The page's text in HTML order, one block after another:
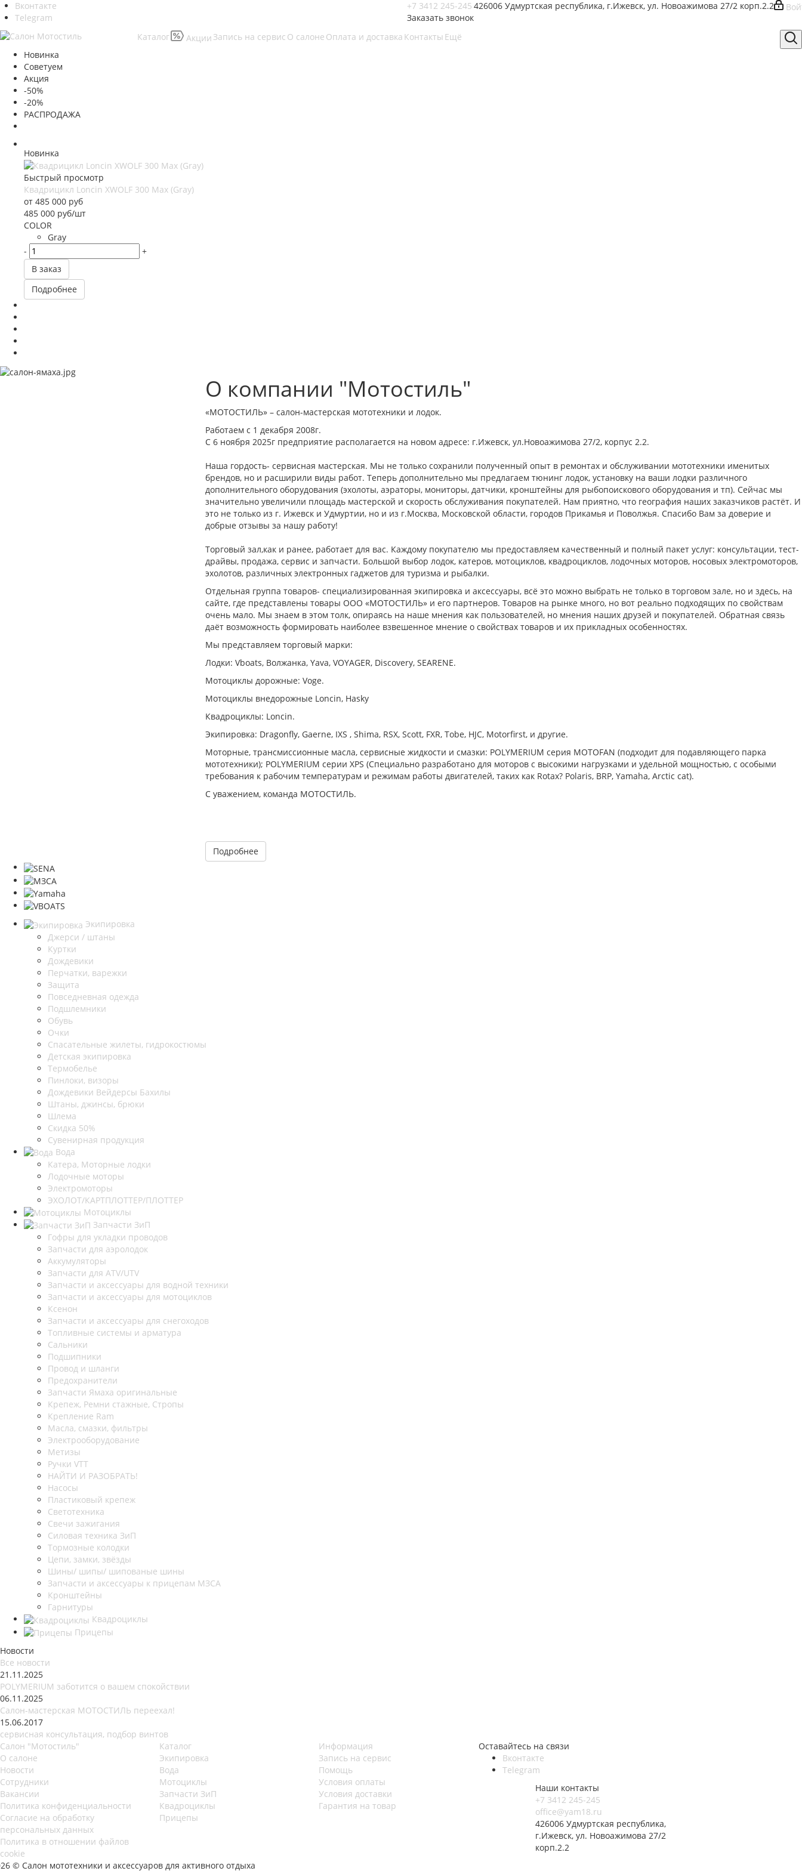
Вконтакте
Telegram
426006 Удмуртская республика, г.Ижевск, ул. Новоажимова 27/2 корп.2.2
+7 3412 245-245
Заказать звонок
Каталог
Акции Запись на сервис О салоне Оплата и доставка Контакты Ещё
Новинка
Советуем
Акция
-50%
-20%
РАСПРОДАЖА
Новинка
Быстрый просмотр
Квадрицикл Loncin XWOLF 300 Max (Gray)
от 485 000 руб
485 000 руб/шт
COLOR
Gray
-
+
В заказ
Подробнее
О компании "Мотостиль"
«МОТОСТИЛЬ» – салон-мастерская мототехники и лодок.
Работаем с 1 декабря 2008г.
С 6 ноября 2025г предприятие располагается на новом адресе: г.Ижевск, ул.Новоажимова 27/2, корпус 2.2.
Наша гордость- сервисная мастерская. Мы не только сохранили полученный опыт в ремонтах и обслуживании мототехники именитых
брендов, но и расширили виды работ. Теперь дополнительно мы предлагаем тюнинг лодок, установку на ваши лодки различного
дополнительного оборудования (эхолоты, аэраторы, мониторы, датчики, кронштейны для рыбопоискового оборудования и тп). Сейчас мы
значительно увеличили площадь мастерской и скорость обслуживания покупателей. Нам приятно, что география наших заказчиков растёт. И
это не только из г. Ижевск и Удмуртии, но и из г.Москва, Московской области, городов Прикамья и Поволжья. Спасибо Вам за доверие и
добрые отзывы за нашу работу!
Торговый зал,как и ранее, работает для вас. Каждому покупателю мы предоставляем качественный и полный пакет услуг: консультации, тест-
драйвы, продажа, сервис и запчасти. Большой выбор лодок, катеров, мотоциклов, квадроциклов, лодочных моторов, носовых электромоторов,
эхолотов, различных электронных гаджетов для туризма и рыбалки.
Отдельная группа товаров- специализированная экипировка и аксессуары, всё это можно выбрать не только в торговом зале, но и здесь, на
сайте, где представлены товары ООО «МОТОСТИЛЬ» и его партнеров. Товаров на рынке много, но вот реально подходящих по свойствам
очень мало. Мы знаем в этом толк, опираясь на наше мнения как пользователей, но мнения наших друзей и покупателей. Обратная связь
даёт возможность формировать наиболее взвешенное мнение о свойствах товаров и их прикладных особенностях.
Мы представляем торговый марки:
Лодки: Vboats, Волжанка, Yava, VOYAGER, Discovery, SEARENE.
Мотоциклы дорожные: Voge.
Мотоциклы внедорожные Loncin, Hasky
Квадроциклы: Loncin.
Экипировка: Dragonfly, Gaerne, IXS , Shima, RSX, Scott, FXR, Tobe, HJC, Motorfirst, и другие.
Моторные, трансмиссионные масла, сервисные жидкости и смазки: POLYMERIUM серия MOTOFAN (подходит для подавляющего парка
мототехники); POLYMERIUM серии XPS (Специально разработано для моторов с высокими нагрузками и удельной мощностью, с особыми
требования к рабочим температурам и режимам работы двигателей, таких как Rotax? Polaris, BRP, Yamaha, Arctic cat).
С уважением, команда МОТОСТИЛЬ.
Подробнее
Экипировка
Джерси / штаны
Куртки
Дождевики
Перчатки, варежки
Защита
Повседневная одежда
Подшлемники
Обувь
Очки
Спасательные жилеты, гидрокостюмы
Детская экипировка
Термобелье
Пинлоки, визоры
Дождевики Вейдерсы Бахилы
Штаны, джинсы, брюки
Шлема
Скидка 50%
Сувенирная продукция
Вода
Катера, Моторные лодки
Лодочные моторы
Электромоторы
ЭХОЛОТ/КАРТПЛОТТЕР/ПЛОТТЕР
Мотоциклы
Запчасти ЗиП
Гофры для укладки проводов
Запчасти для аэролодок
Аккумуляторы
Запчасти для ATV/UTV
Запчасти и аксессуары для водной техники
Запчасти и аксессуары для мотоциклов
Ксенон
Запчасти и аксессуары для снегоходов
Топливные системы и арматура
Сальники
Подшипники
Провод и шланги
Предохранители
Запчасти Ямаха оригинальные
Крепеж, Ремни стажные, Стропы
Крепление Ram
Масла, смазки, фильтры
Электрооборудование
Метизы
Ручки VTT
НАЙТИ И РАЗОБРАТЬ!
Насосы
Пластиковый крепеж
Светотехника
Свечи зажигания
Силовая техника ЗиП
Тормозные колодки
Цепи, замки, звёзды
Шины/ шипы/ шипованые шины
Запчасти и аксессуары к прицепам МЗСА
Кронштейны
Гарнитуры
Квадроциклы
Прицепы
Новости
Все новости
21.11.2025
POLYMERIUM заботится о вашем спокойствии
06.11.2025
Салон-мастерская МОТОСТИЛЬ переехал!
15.06.2017
сервисная консультация, подбор винтов
Салон "Мотостиль"
О салоне
Новости
Сотрудники
Вакансии
Политика конфиденциальности
Согласие на обработку
персональных данных
Политика в отношении файлов
cookie
Каталог
Экипировка
Вода
Мотоциклы
Запчасти ЗиП
Квадроциклы
Прицепы
Информация
Запись на сервис
Помощь
Условия оплаты
Условия доставки
Гарантия на товар
Оставайтесь на связи
Вконтакте
Telegram
Наши контакты
+7 3412 245-245
office@yam18.ru
426006 Удмуртская республика,
г.Ижевск, ул. Новоажимова 27/2
корп.2.2
© Салон мототехники и аксессуаров для активного отдыха